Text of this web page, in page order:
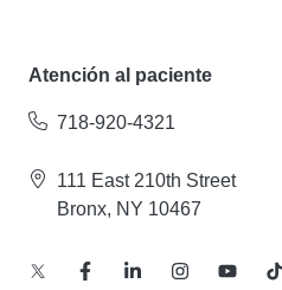
Atención al paciente
718-920-4321
111 East 210th Street
Bronx, NY 10467